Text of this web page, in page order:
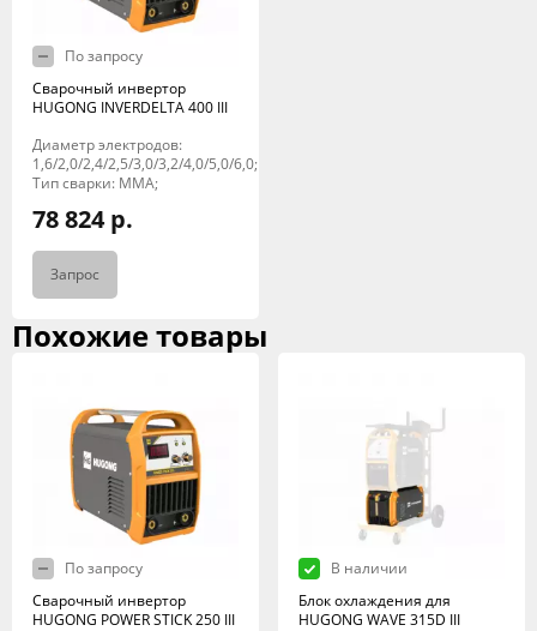
По запросу
Сварочный инвертор
HUGONG INVERDELTA 400 III
Диаметр электродов:
1,6/2,0/2,4/2,5/3,0/3,2/4,0/5,0/6,0;
Тип сварки: MMA;
78 824 р.
Запрос
Похожие товары
По запросу
Сварочный инвертор
HUGONG POWER STICK 250 III
В наличии
Блок охлаждения для
HUGONG WAVE 315D III